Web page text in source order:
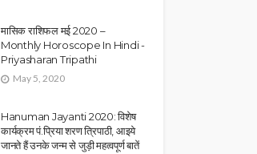
मासिक राशिफल मई 2020 –
Monthly Horoscope In Hindi -
Priyasharan Tripathi
May 5, 2020
Hanuman Jayanti 2020: विशेष
कार्यक्रम पं.प्रिया शरण त्रिपाठी, आइये
जानते हैं उनके जन्म से जुड़ी महत्वपूर्ण बातें